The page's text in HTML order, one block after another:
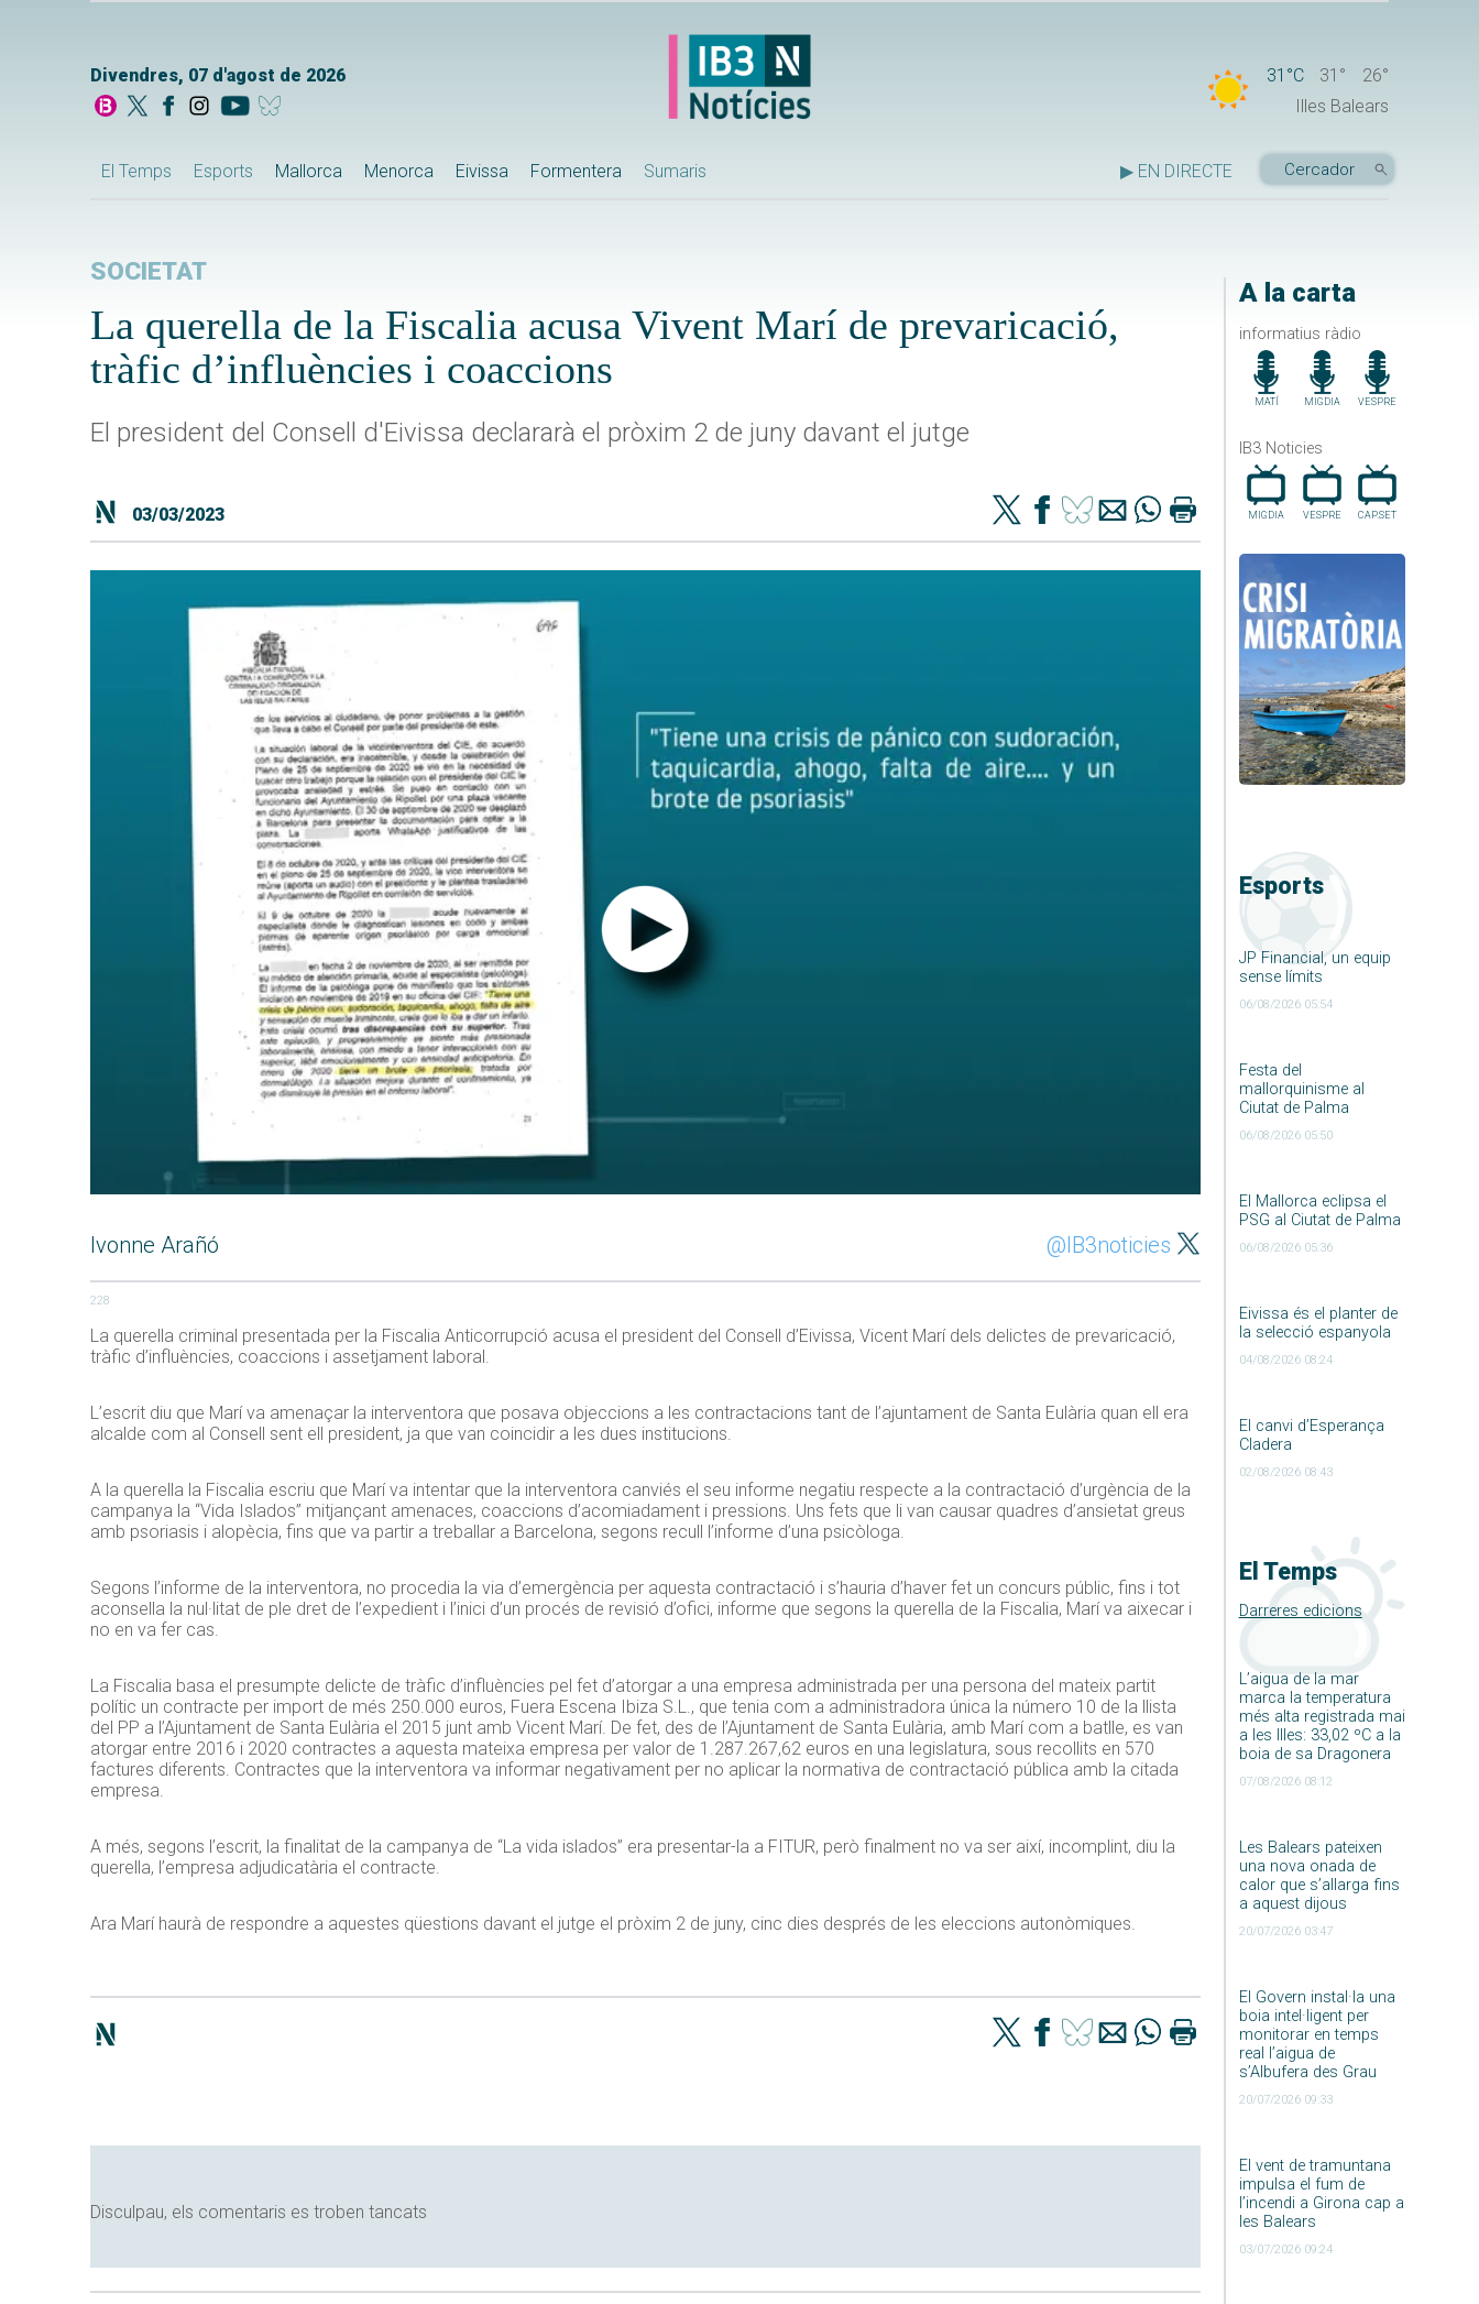
Divendres, 07 d'agost de 2026 31°C 31°
26°
Illes Balears
El Temps Esports Mallorca Menorca Eivissa Formentera Sumaris ▶ EN DIRECTE
A la carta
informatius ràdio
MATÍ MIGDIA VESPRE
IB3 Noticies
MIGDIA VESPRE CAP.SET
Esports
JP Financial, un equip
sense límits
06/08/2026 05:54
Festa del
mallorquinisme al
Ciutat de Palma
06/08/2026 05:50
El Mallorca eclipsa el
PSG al Ciutat de Palma
06/08/2026 05:36
Eivissa és el planter de
la selecció espanyola
04/08/2026 08:24
El canvi d’Esperança
Cladera
02/08/2026 08:43
El Temps
Darreres edicions
L’aigua de la mar
marca la temperatura
més alta registrada mai
a les Illes: 33,02 ºC a la
boia de sa Dragonera
07/08/2026 08:12
Les Balears pateixen
una nova onada de
calor que s’allarga fins
a aquest dijous
20/07/2026 03:47
El Govern instal·la una
boia intel·ligent per
monitorar en temps
real l’aigua de
s’Albufera des Grau
20/07/2026 09:33
El vent de tramuntana
impulsa el fum de
l’incendi a Girona cap a
les Balears
03/07/2026 09:24
SOCIETAT
La querella de la Fiscalia acusa Vivent Marí de prevaricació,
tràfic d’influències i coaccions
El president del Consell d'Eivissa declararà el pròxim 2 de juny davant el jutge
03/03/2023
Ivonne Arañó @IB3noticies
228
La querella criminal presentada per la Fiscalia Anticorrupció acusa el president del Consell d’Eivissa, Vicent Marí dels delictes de prevaricació,
tràfic d’influències, coaccions i assetjament laboral.
L’escrit diu que Marí va amenaçar la interventora que posava objeccions a les contractacions tant de l’ajuntament de Santa Eulària quan ell era
alcalde com al Consell sent ell president, ja que van coincidir a les dues institucions.
A la querella la Fiscalia escriu que Marí va intentar que la interventora canviés el seu informe negatiu respecte a la contractació d’urgència de la
campanya la “Vida Islados” mitjançant amenaces, coaccions d’acomiadament i pressions. Uns fets que li van causar quadres d’ansietat greus
amb psoriasis i alopècia, fins que va partir a treballar a Barcelona, segons recull l’informe d’una psicòloga.
Segons l’informe de la interventora, no procedia la via d’emergència per aquesta contractació i s’hauria d’haver fet un concurs públic, fins i tot
aconsella la nul·litat de ple dret de l’expedient i l’inici d’un procés de revisió d’ofici, informe que segons la querella de la Fiscalia, Marí va aixecar i
no en va fer cas.
La Fiscalia basa el presumpte delicte de tràfic d’influències pel fet d’atorgar a una empresa administrada per una persona del mateix partit
polític un contracte per import de més 250.000 euros, Fuera Escena Ibiza S.L., que tenia com a administradora única la número 10 de la llista
del PP a l’Ajuntament de Santa Eulària el 2015 junt amb Vicent Marí. De fet, des de l’Ajuntament de Santa Eulària, amb Marí com a batlle, es van
atorgar entre 2016 i 2020 contractes a aquesta mateixa empresa per valor de 1.287.267,62 euros en una legislatura, sous recollits en 570
factures diferents. Contractes que la interventora va informar negativament per no aplicar la normativa de contractació pública amb la citada
empresa.
A més, segons l’escrit, la finalitat de la campanya de “La vida islados” era presentar-la a FITUR, però finalment no va ser així, incomplint, diu la
querella, l’empresa adjudicatària el contracte.
Ara Marí haurà de respondre a aquestes qüestions davant el jutge el pròxim 2 de juny, cinc dies després de les eleccions autonòmiques.
Disculpau, els comentaris es troben tancats